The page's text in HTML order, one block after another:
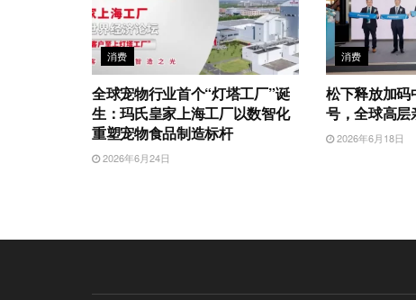
消费
全球宠物行业首个“灯塔工厂”诞
生：玛氏皇家上海工厂以数智化
重塑宠物食品制造标杆
2026年6月24日
消费
松下释放加
号，全球高
2026年6月18日